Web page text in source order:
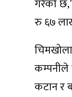
गरेको
रु ६७
कम्पनीले
कटान र